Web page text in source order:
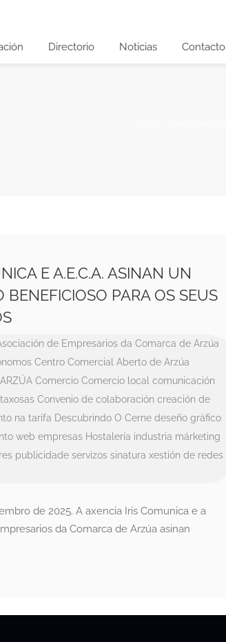
Directorio Noticias Contacto
E A.E.C.A. ASINAN UN
BENEFICIOSO PARA OS SEUS
de Empresarios da Comarca de Arzúa
Centro Comercial Aberto de Arzúa
Comercio Comercio local comunicación
Convenio de colaboración creación de
na tarifa Descubrindo O Cerne deseño gráfico
web empresas Hostalería industria márketing
publicidade servizos sinatura xestión de redes
de 2025. A axencia Iris Comunica e a
da Comarca de Arzúa asinan